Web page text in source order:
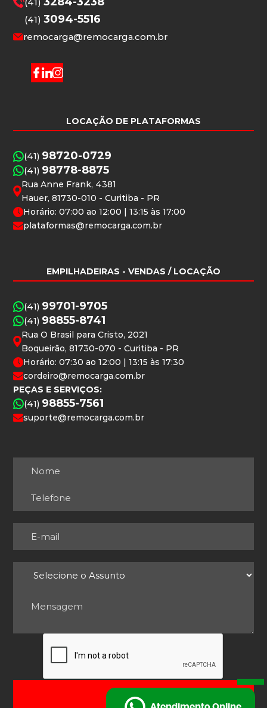
(41)3094-5516
remocarga@remocarga.com.br
LOCAÇÃO DE PLATAFORMAS
(41) 98720-0729
(41) 98778-8875
Rua Anne Frank, 4381
Hauer, 81730-010 - Curitiba - PR
Horário: 07:00 ao 12:00 | 13:15 às 17:00
plataformas@remocarga.com.br
EMPILHADEIRAS - VENDAS / LOCAÇÃO
(41) 99701-9705
(41) 98855-8741
Rua O Brasil para Cristo, 2021
Boqueirão, 81730-070 - Curitiba - PR
Horário: 07:30 ao 12:00 | 13:15 às 17:30
cordeiro@remocarga.com.br
PEÇAS E SERVIÇOS:
(41) 98855-7561
suporte@remocarga.com.br
ENVIAR